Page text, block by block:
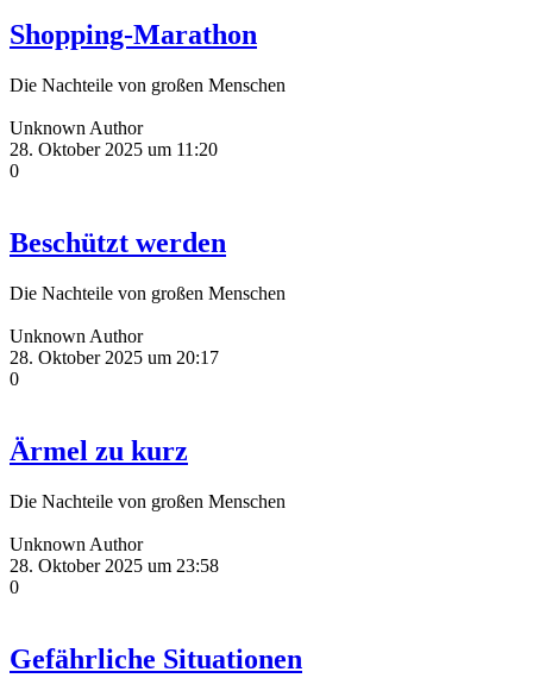
Shopping-Marathon
Die Nachteile von großen Menschen
Unknown Author
28. Oktober 2025 um 11:20
0
Beschützt werden
Die Nachteile von großen Menschen
Unknown Author
28. Oktober 2025 um 20:17
0
Ärmel zu kurz
Die Nachteile von großen Menschen
Unknown Author
28. Oktober 2025 um 23:58
0
Gefährliche Situationen